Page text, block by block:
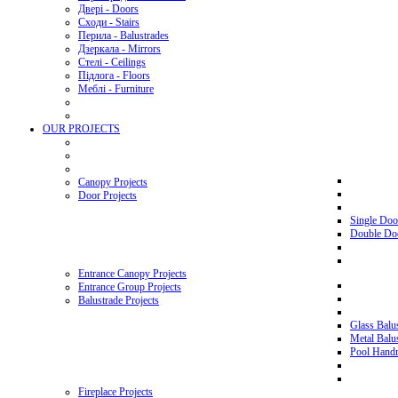
Двері - Doors
Сходи - Stairs
Перила - Balustrades
Дзеркала - Mirrors
Стелі - Ceilings
Підлога - Floors
Меблі - Furniture
OUR PROJECTS
Canopy Projects
Door Projects
Single
Double
Entrance Canopy Projects
Entrance Group Projects
Balustrade Projects
Glass
Metal
Pool
Fireplace Projects